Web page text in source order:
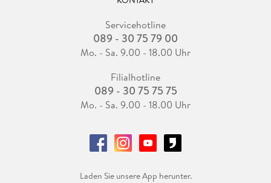
Servicehotline
089 - 30 75 79 00
Mo. - Sa. 9.00 - 18.00 Uhr
Filialhotline
089 - 30 75 75 75
Mo. - Sa. 9.00 - 18.00 Uhr
Laden Sie unsere App herunter.